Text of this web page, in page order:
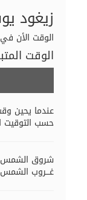
زيغود
الوقت الأن
الوقت
عندما يحين
حسب التوقيت
شروق الشمس
غـــروب